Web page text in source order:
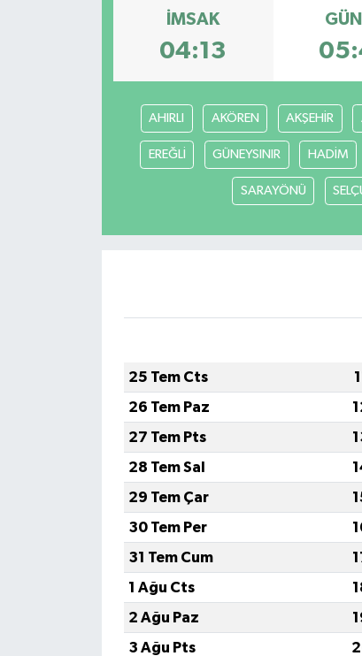
İMSAK
04:13
AHIRLI AKÖREN AKŞEHİR
EREĞLİ GÜNEYSINIR HADİM
SARAYÖNÜ
25 Tem Cts
26 Tem Paz
27 Tem Pts
28 Tem Sal
29 Tem Çar
30 Tem Per
31 Tem Cum
1 Ağu Cts
2 Ağu Paz
3 Ağu Pts